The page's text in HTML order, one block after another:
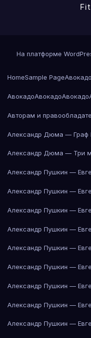
На платформе
HomeSample PageАвокадо
АвокадоАвокадоАвокадо
Авторам и
Александр Дюма — Граф
Александр Дюма — Три
Александр Пушкин —
Александр Пушкин —
Александр Пушкин —
Александр Пушкин —
Александр Пушкин —
Александр Пушкин —
Александр Пушкин —
Александр Пушкин —
Александр Пушкин —